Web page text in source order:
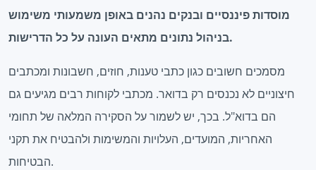
מוסדות פיננסיים ובנקים נהנים באופן משמעותי משימוש
בניהול נתונים מתאים העונה על כל הדרישות.
מסמכים חשובים כגון כתבי טענות, חוזים, חשבונות ומכתבים
חיצוניים לא נכנסים רק בדואר. מכתבי לקוחות רבים מגיעים גם
הם בדוא"ל. בכך, יש לשמור על הסקירה המלאה של תחומי
האחריות, המועדים, העלויות והמשימות ולהבטיח את תקני
הבטיחות.